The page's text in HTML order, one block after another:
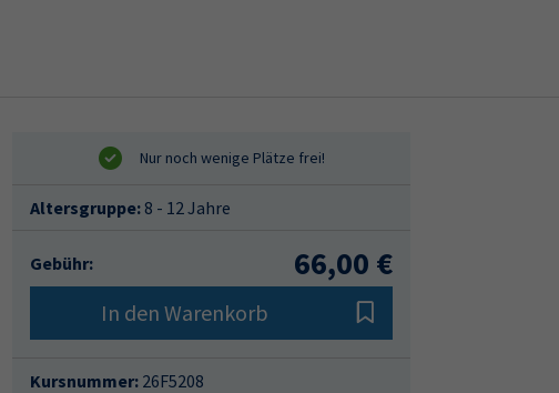
Altersgruppe: 8 - 12 Jahre
Gebühr: 66,00 €
In den Warenkorb
Kursnummer: 26F5208